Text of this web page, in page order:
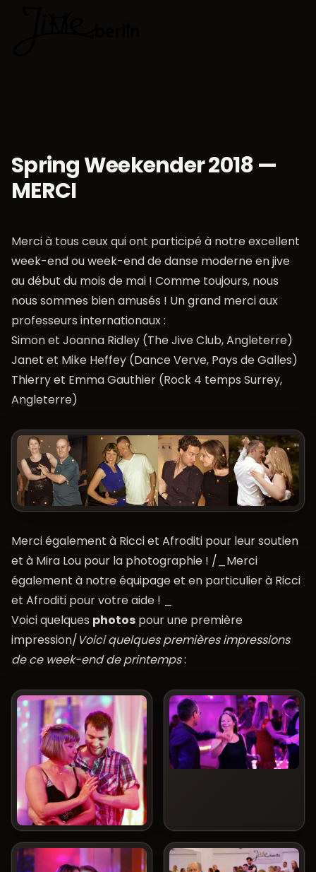
Spring Weekender 2018 —
MERCI
Merci à tous ceux qui ont participé à notre excellent
week-end ou week-end de danse moderne en jive
au début du mois de mai ! Comme toujours, nous
nous sommes bien amusés ! Un grand merci aux
professeurs internationaux :
Simon et Joanna Ridley (The Jive Club, Angleterre)
Janet et Mike Heffey (Dance Verve, Pays de Galles)
Thierry et Emma Gauthier (Rock 4 temps Surrey,
Angleterre)
Merci également à Ricci et Afroditi pour leur soutien
et à Mira Lou pour la photographie ! /_Merci
également à notre équipage et en particulier à Ricci
et Afroditi pour votre aide ! _
Voici quelques photos pour une première
impression/Voici quelques premières impressions
de ce week-end de printemps: